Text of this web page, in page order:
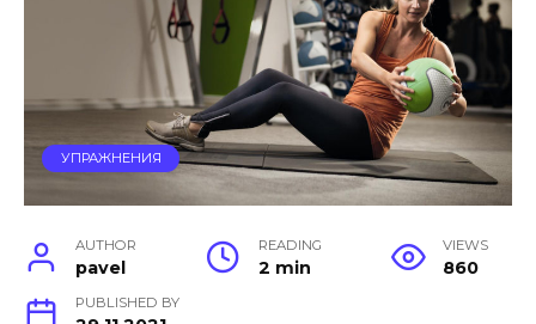
УПРАЖНЕНИЯ
AUTHOR
pavel
READING
2 min
VIEWS
860
PUBLISHED BY